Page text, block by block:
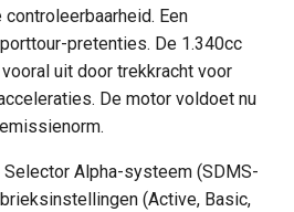
Een
pretenties. De 1.340cc
uit door trekkracht voor
De motor voldoet nu
Alpha-systeem (SDMS-
(Active, Basic,